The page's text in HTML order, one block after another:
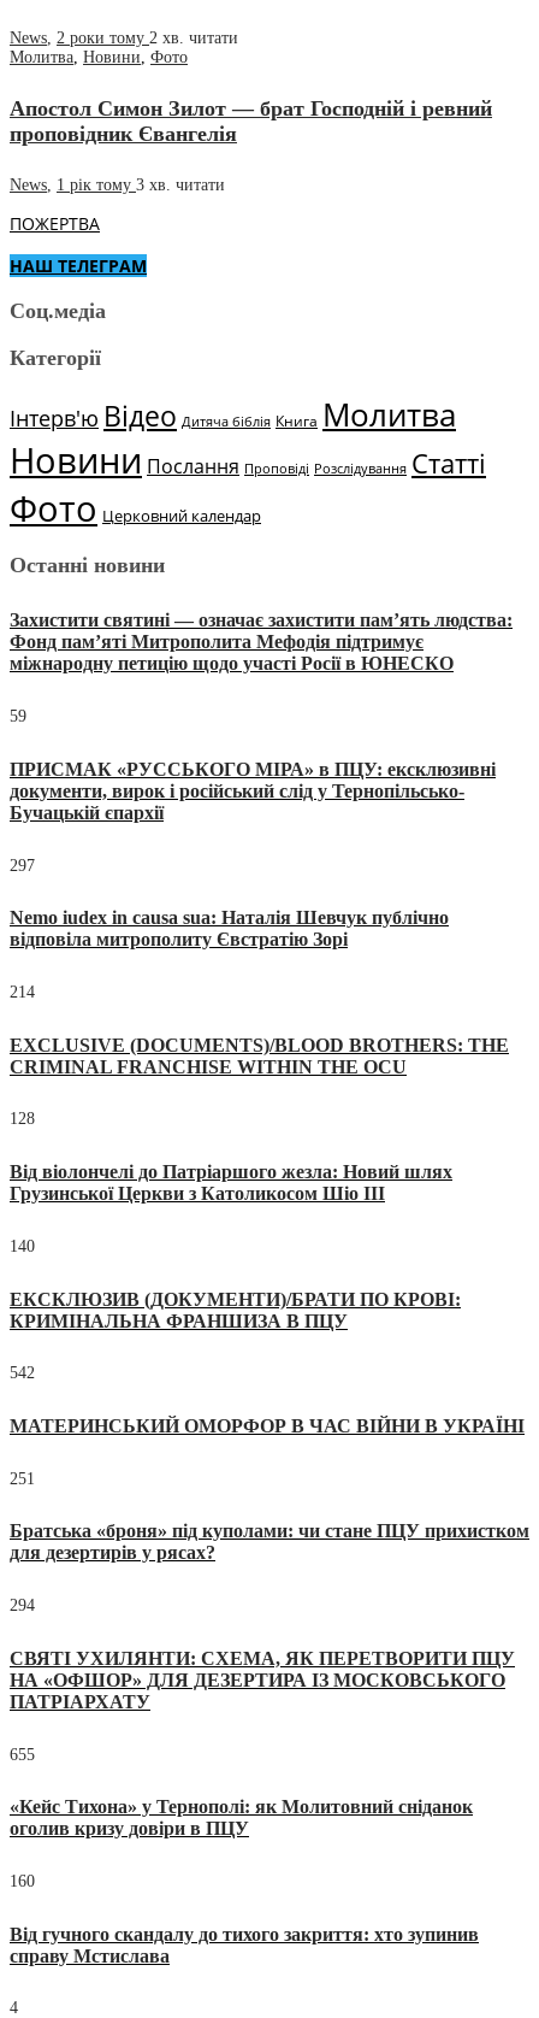
News 2 роки тому 2 хв. читати
Молитва Новини Фото
Апостол Симон Зилот — брат Господній і ревний
проповідник Євангелія
News 1 рік тому 3 хв. читати
ПОЖЕРТВА
НАШ ТЕЛЕГРАМ
Соц.медіа
Категорії
Інтерв'ю Відео Дитяча біблія Книга Молитва
Новини Послання Проповіді Розслідування Статті
Фото Церковний календар
Останні новини
Захистити святині — означає захистити пам’ять людства:
Фонд пам’яті Митрополита Мефодія підтримує
міжнародну петицію щодо участі Росії в ЮНЕСКО
59
ПРИСМАК «РУССЬКОГО МІРА» в ПЦУ: ексклюзивні
документи, вирок і російський слід у Тернопільсько-
Бучацькій єпархії
297
Nemo iudex in causa sua: Наталія Шевчук публічно
відповіла митрополиту Євстратію Зорі
214
EXCLUSIVE (DOCUMENTS)/BLOOD BROTHERS: THE
CRIMINAL FRANCHISE WITHIN THE OCU
128
Від віолончелі до Патріаршого жезла: Новий шлях
Грузинської Церкви з Католикосом Шіо III
140
ЕКСКЛЮЗИВ (ДОКУМЕНТИ)/БРАТИ ПО КРОВІ:
КРИМІНАЛЬНА ФРАНШИЗА В ПЦУ
542
МАТЕРИНСЬКИЙ ОМОРФОР В ЧАС ВІЙНИ В УКРАЇНІ
251
Братська «броня» під куполами: чи стане ПЦУ прихистком
для дезертирів у рясах?
294
СВЯТІ УХИЛЯНТИ: СХЕМА, ЯК ПЕРЕТВОРИТИ ПЦУ
НА «ОФШОР» ДЛЯ ДЕЗЕРТИРА ІЗ МОСКОВСЬКОГО
ПАТРІАРХАТУ
655
«Кейс Тихона» у Тернополі: як Молитовний сніданок
оголив кризу довіри в ПЦУ
160
Від гучного скандалу до тихого закриття: хто зупинив
справу Мстислава
4